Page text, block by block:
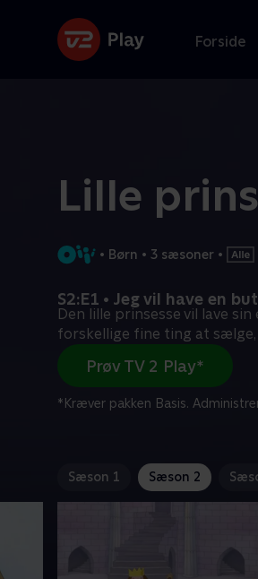
Forside
Lille
• Børn • 3 sæsoner •
S2:E1 • Jeg vil have en
Den lille prinsesse vil lave
forskellige fine ting at
Prøv TV 2 Play*
*Kræver pakken Basis.
Sæson 1 Sæson 2